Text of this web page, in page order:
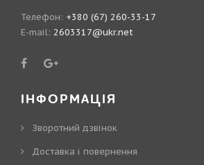
Телефон: +380 (67) 260-33-17
E-mail: 2603317@ukr.net
ІНФОРМАЦІЯ
Зворотний дзвінок
Доставка і повернення